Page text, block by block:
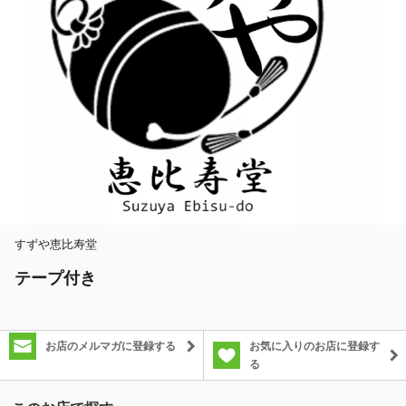
すずや恵比寿堂
テープ付き
お店のメルマガに登録する
お気に入りのお店に登録す
る
除外ワード